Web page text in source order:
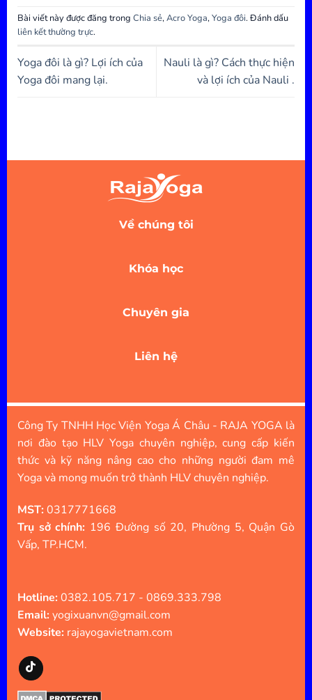
Bài viết này được đăng trong Chia sẻ,Acro Yoga,Yoga đôi. Đánh dấu
liên kết thường trực.
Yoga đôi là gì? Lợi ích của
Yoga đôi mang lại.
Nauli là gì? Cách thực hiện
và lợi ích của Nauli .
Về chúng tôi
Khóa học
Chuyên gia
Liên hệ
Công Ty TNHH Học Viện Yoga Á Châu - RAJA YOGA là
nơi đào tạo HLV Yoga chuyên nghiệp, cung cấp kiến
thức và kỹ năng nâng cao cho những người đam mê
Yoga và mong muốn trở thành HLV chuyên nghiệp.
MST:0317771668
Trụ sở chính: 196 Đường số 20, Phường 5, Quận Gò
Vấp, TP.HCM.
Hotline:0382.105.717 - 0869.333.798
Email:yogixuanvn@gmail.com
Website: rajayogavietnam.com